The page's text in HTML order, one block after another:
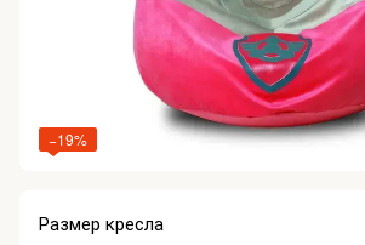
−19%
Размер кресла